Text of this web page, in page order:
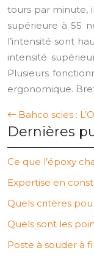
tours par minute,
supérieure à 55
l’intensité sont
intensité
Plusieurs
ergonomique.
Bahco scies :
Dernières
Ce que l’époxy
Expertise en
Quels critères
Quels sont les
Poste à souder à